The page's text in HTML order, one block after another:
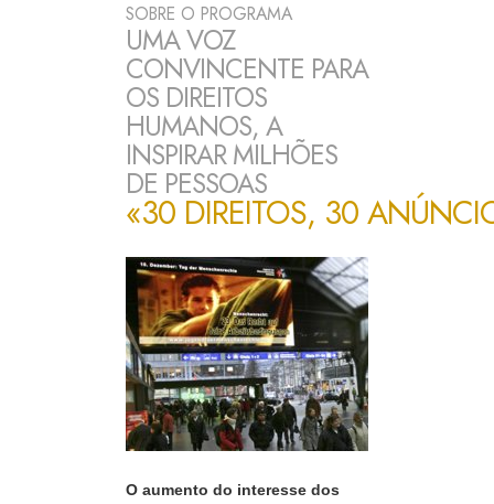
SOBRE O PROGRAMA
UMA VOZ
CONVINCENTE PARA
OS DIREITOS
HUMANOS, A
INSPIRAR MILHÕES
DE PESSOAS
«30 DIREITOS, 30
O aumento do interesse dos